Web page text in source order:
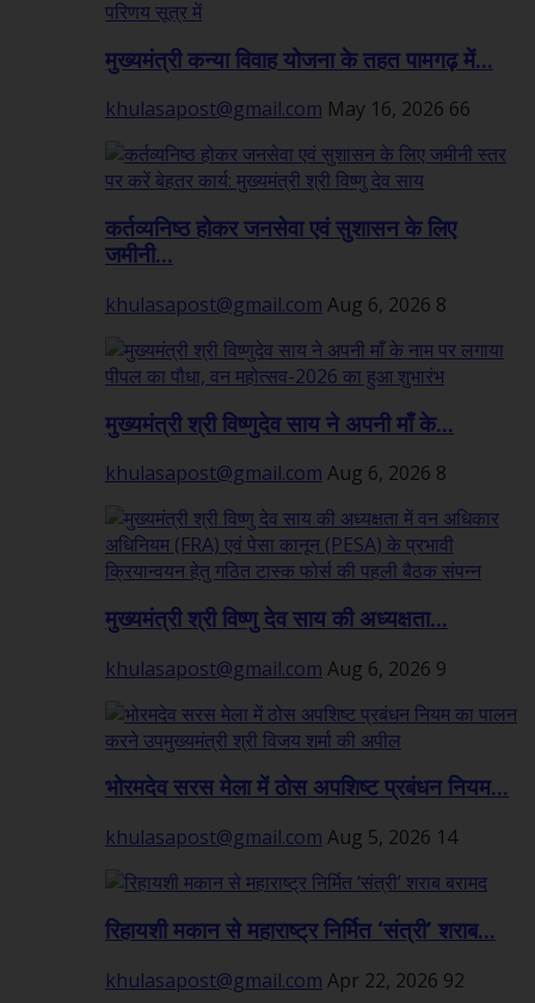
मुख्यमंत्री कन्या विवाह योजना के तहत पामगढ़ में...
khulasapost@gmail.com May 16, 2026 66
कर्तव्यनिष्ठ होकर जनसेवा एवं सुशासन के लिए
जमीनी...
khulasapost@gmail.com Aug 6, 2026 8
मुख्यमंत्री श्री विष्णुदेव साय ने अपनी माँ के...
khulasapost@gmail.com Aug 6, 2026 8
मुख्यमंत्री श्री विष्णु देव साय की अध्यक्षता...
khulasapost@gmail.com Aug 6, 2026 9
भोरमदेव सरस मेला में ठोस अपशिष्ट प्रबंधन नियम...
khulasapost@gmail.com Aug 5, 2026 14
रिहायशी मकान से महाराष्ट्र निर्मित ‘संत्री’ शराब...
khulasapost@gmail.com Apr 22, 2026 92